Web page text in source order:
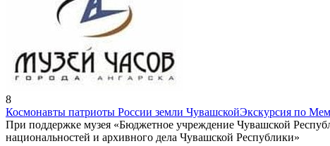
8
Космонавты патриоты России земли ЧувашскойЭкскурсия по
При поддержке музея «Бюджетное учреждение Чувашской
национальностей и архивного дела Чувашской Республики»